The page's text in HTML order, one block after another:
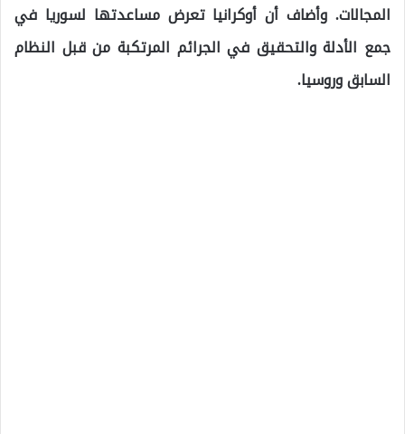
المجالات. وأضاف أن أوكرانيا تعرض مساعدتها لسوريا في
جمع الأدلة والتحقيق في الجرائم المرتكبة من قبل النظام
السابق وروسيا.